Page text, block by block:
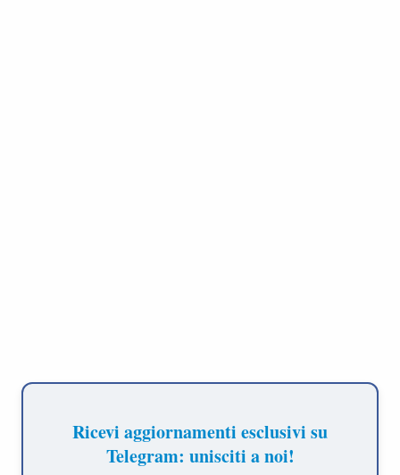
Ricevi aggiornamenti esclusivi su
Telegram: unisciti a noi!